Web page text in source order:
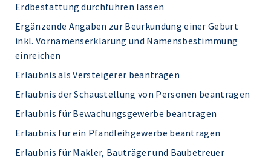
Erdbestattung durchführen lassen
Ergänzende Angaben zur Beurkundung einer Geburt
inkl. Vornamenserklärung und Namensbestimmung
einreichen
Erlaubnis als Versteigerer beantragen
Erlaubnis der Schaustellung von Personen beantragen
Erlaubnis für Bewachungsgewerbe beantragen
Erlaubnis für ein Pfandleihgewerbe beantragen
Erlaubnis für Makler, Bauträger und Baubetreuer